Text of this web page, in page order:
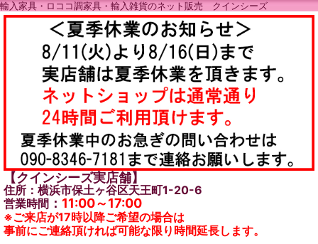
輸入家具・ロココ調家具・輸入雑貨のネット販売 クインシーズ
【クインシーズ実店舗】
住所：横浜市保土ヶ谷区天王町1-20-6
営業時間 ： 11:00～17:00
※ご来店が17時以降ご希望の場合は
事前にご連絡頂ければ可能な限り時間延長します。